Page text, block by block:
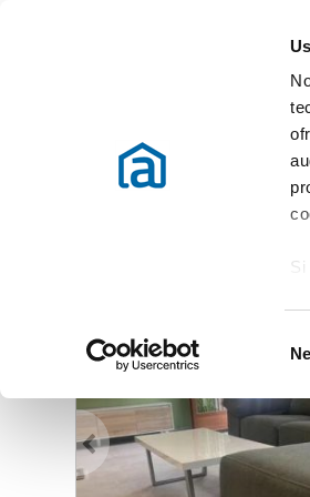
e
e
c
c
Especialistas em apartamentos em
Alugar apartamentos Alicante
Alugar Apartamentos Orba